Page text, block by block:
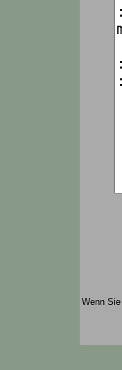
Wenn